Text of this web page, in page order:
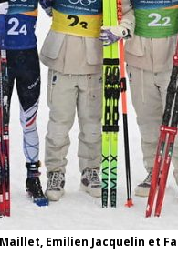
Emilien Jacquelin et